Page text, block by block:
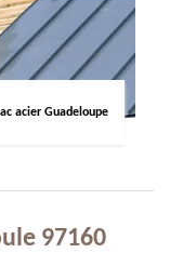
acier Guadeloupe
97160